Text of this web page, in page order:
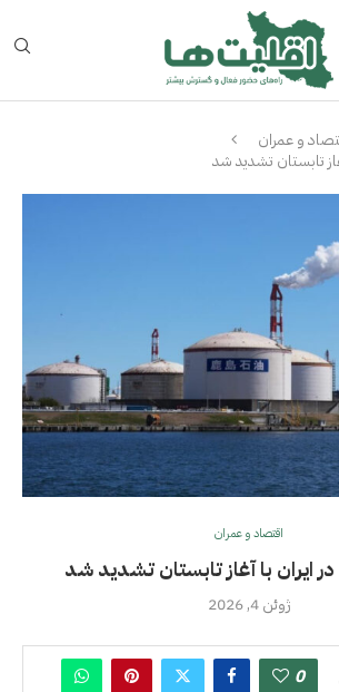
و عمران
تابستان تشدید شد
اقتصاد و عمران
ایران با آغاز تابستان تشدید شد
ژوئن 4, 2026
0